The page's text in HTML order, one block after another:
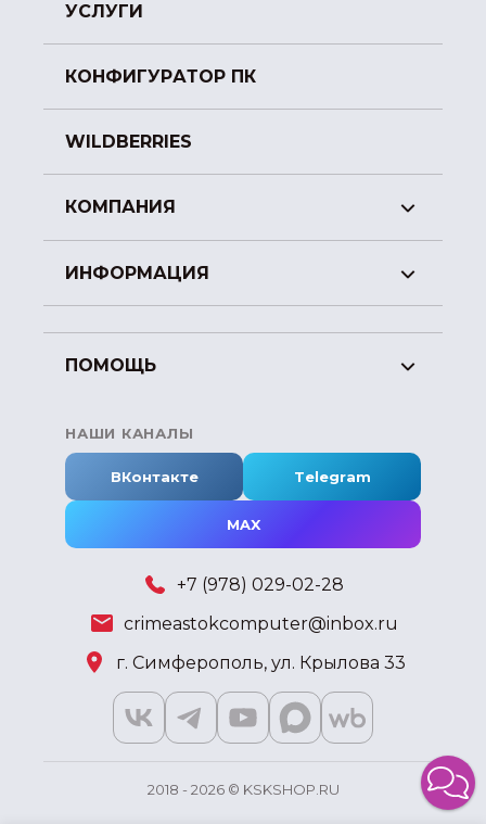
УСЛУГИ
КОНФИГУРАТОР ПК
WILDBERRIES
КОМПАНИЯ
ИНФОРМАЦИЯ
ПОМОЩЬ
НАШИ КАНАЛЫ
ВКонтакте Telegram
MAX
+7 (978) 029-02-28
crimeastokcomputer@inbox.ru
г. Симферополь, ул. Крылова 33
2018 - 2026 © KSKSHOP.RU